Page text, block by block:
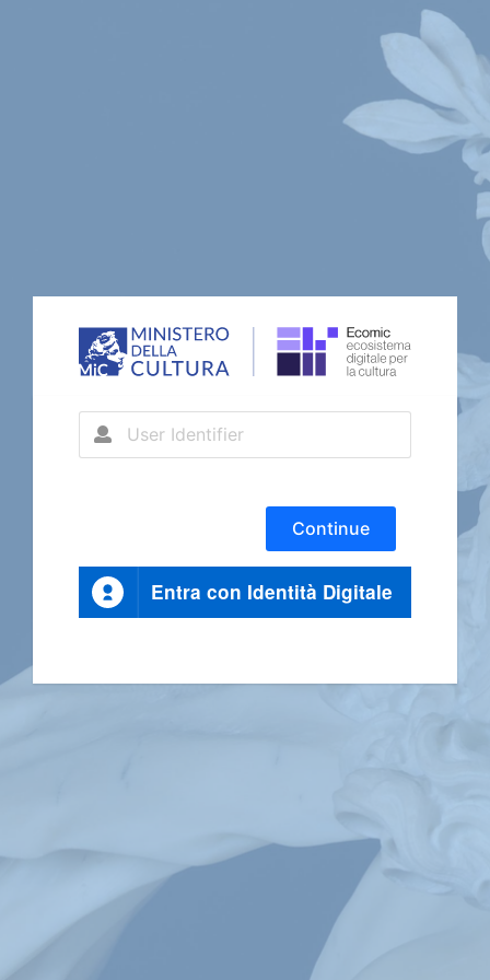
Continue
Entra con Identità Digitale